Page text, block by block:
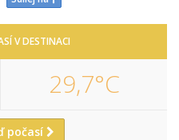
V DESTINACI
29,7°C
počasí